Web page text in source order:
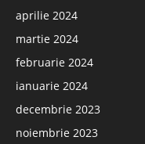
aprilie 2024
martie 2024
februarie 2024
ianuarie 2024
decembrie 2023
noiembrie 2023